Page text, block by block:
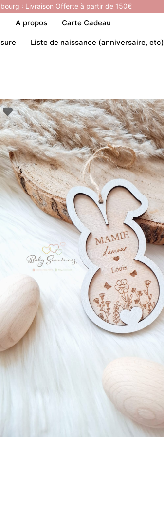
: Livraison Offerte à partir de 150€
A propos Carte Cadeau
Liste de naissance (anniversaire, etc)